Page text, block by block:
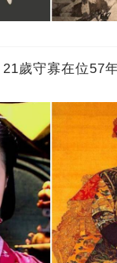
歲守寡在位57